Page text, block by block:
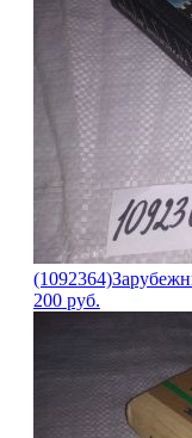
200 руб.